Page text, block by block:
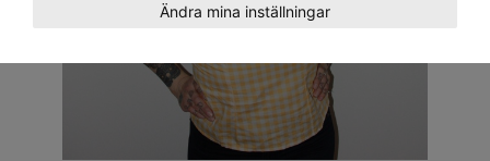
Ändra mina inställningar